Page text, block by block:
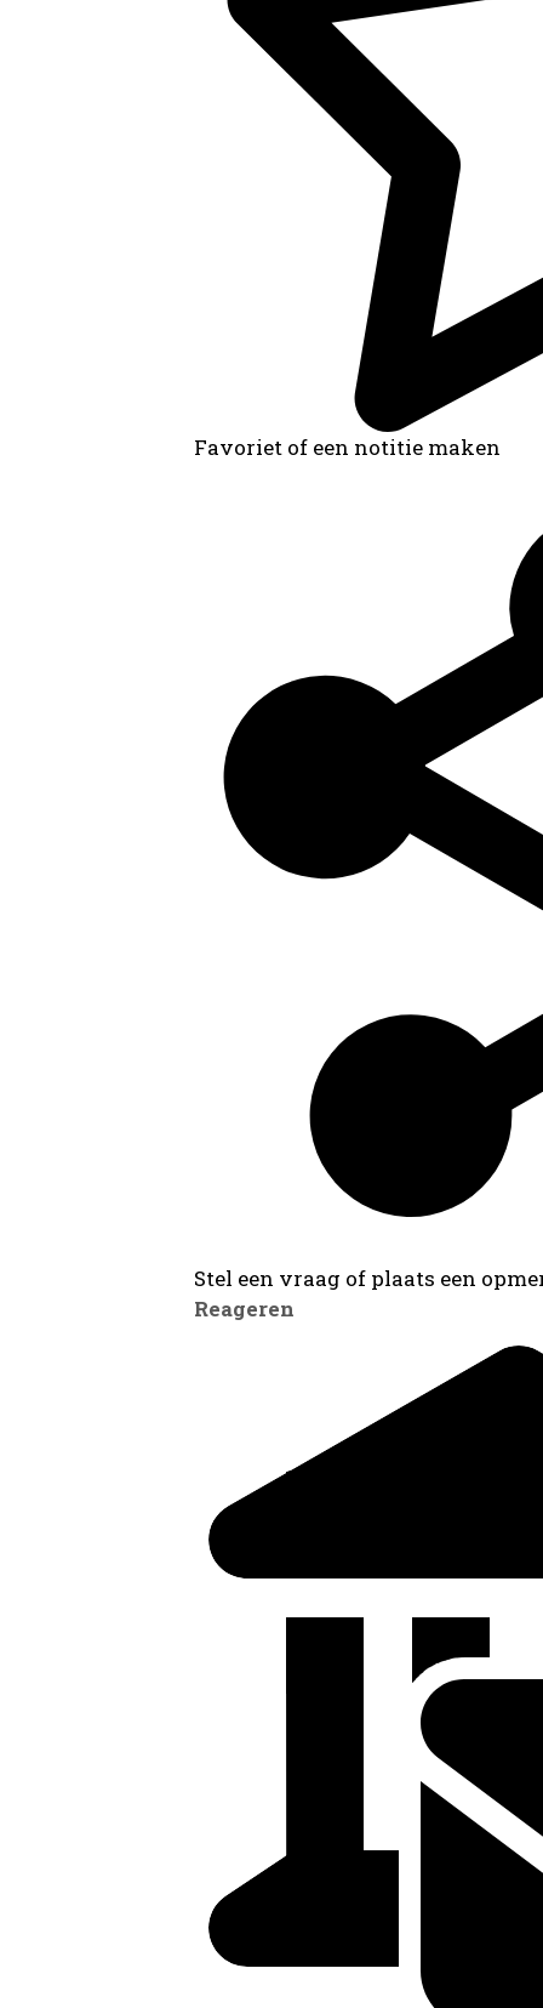
Favoriet of een notitie maken
Stel een vraag of plaats een
Reageren